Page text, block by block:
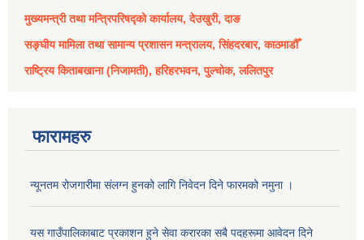
मुख्यमन्त्री तथा मन्त्रिपरिषद्को कार्यालय, देउखुरी, दाङ
सङ्घीय मामिला तथा सामान्य प्रशासन मन्त्रालय, सिंहदरबार, काठमाडौँ
राष्ट्रिय किताबखाना (निजामती), हरिहरभवन, पुल्चोक, ललितपुर
फारामहरु
न्यूनतम रोजगारीमा संलग्न हुनको लागि निवेदन दिने फारमको नमुना ।
यस गाउँपालिकाबाट प्रकाशन हुने सेवा करारका सबै पदहरूमा आवेदन दिने